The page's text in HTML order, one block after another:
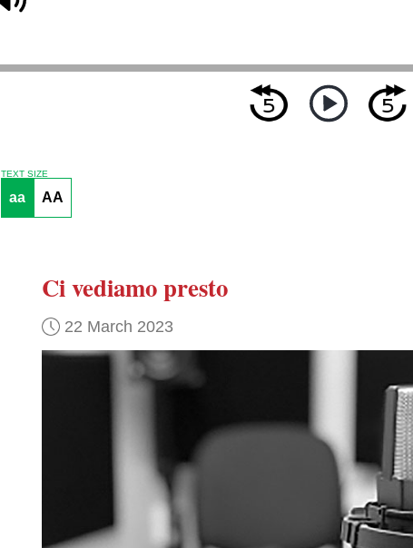
TEXT SIZE
aa AA
Ci vediamo presto
22 March 2023